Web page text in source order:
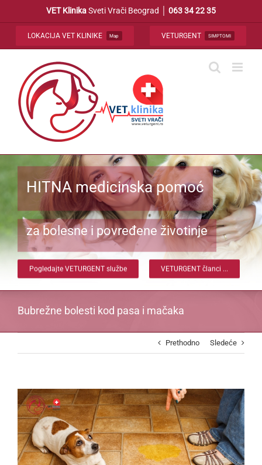
VET KlinikaSveti Vrači Beograd │ 063 34 22 35
LOKACIJA VET KLINIKE Map VETURGENT SIMPTOMI
HITNA medicinska pomoć
za bolesne i povređene životinje
Pogledajte VETURGENT službe VETURGENT članci ...
Bubrežne bolesti kod pasa i mačaka
Prethodno Sledeće
View
Larger
Image